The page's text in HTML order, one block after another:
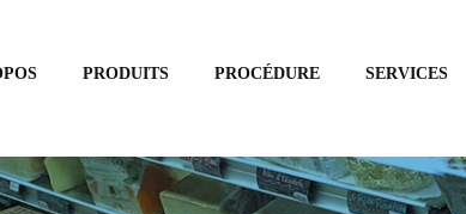
PRODUITS PROCÉDURE SERVICES